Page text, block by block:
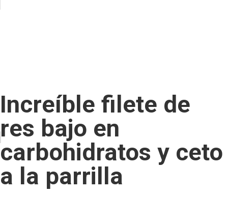
Increíble filete de
res bajo en
carbohidratos y ceto
a la parrilla